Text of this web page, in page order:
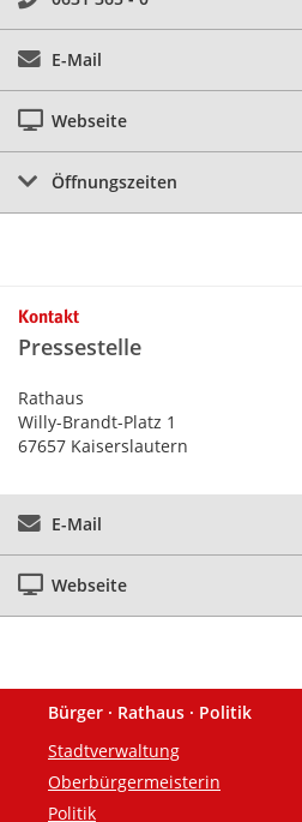
E-Mail
Webseite
Öffnungszeiten
Kontakt
Pressestelle
Rathaus
Willy-Brandt-Platz 1
67657 Kaiserslautern
E-Mail
Webseite
Fußzeile
Bürger · Rathaus · Politik
Stadtverwaltung
Oberbürgermeisterin
Politik